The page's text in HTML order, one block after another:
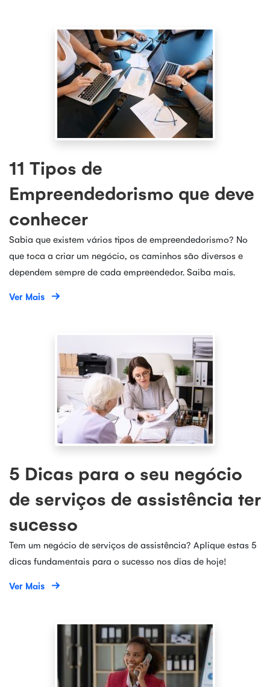
11 Tipos de
Empreendedorismo que deve
conhecer
Sabia que existem vários tipos de empreendedorismo? No
que toca a criar um negócio, os caminhos são diversos e
dependem sempre de cada empreendedor. Saiba mais.
Ver Mais
5 Dicas para o seu negócio
de serviços de assistência ter
sucesso
Tem um negócio de serviços de assistência? Aplique estas 5
dicas fundamentais para o sucesso nos dias de hoje!
Ver Mais